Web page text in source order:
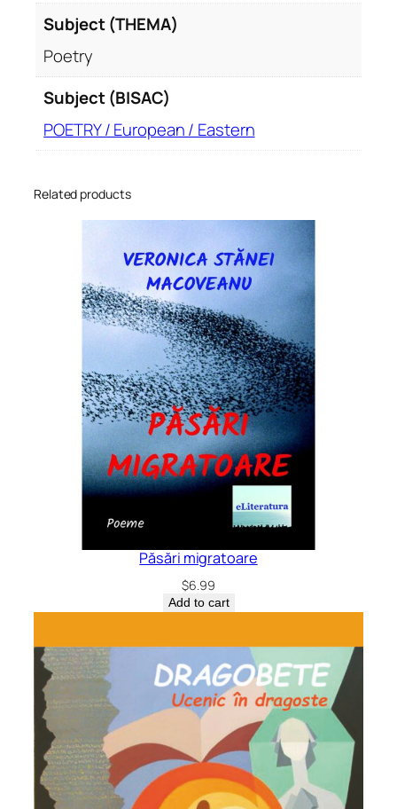
Subject (THEMA)
Poetry
Subject (BISAC)
POETRY / European / Eastern
Related products
Păsări migratoare
$6.99
Add to cart